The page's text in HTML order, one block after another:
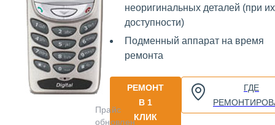
неоригинальных деталей (при их
доступности)
Подменный аппарат на время
ремонта
РЕМОНТ
В 1
КЛИК
ГДЕ
Прайс
обновлен